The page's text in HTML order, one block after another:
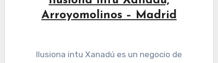
Arroyomolinos – Madrid
Ilusiona intu Xanadú es un negocio de